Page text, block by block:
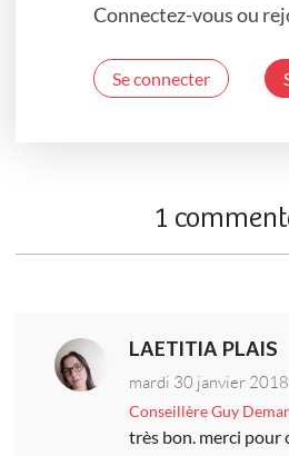
Connectez-vous ou
Se connecter
1
LAETITIA PLAIS
mardi 30 janvier
Conseillère Guy
très bon. merci pour